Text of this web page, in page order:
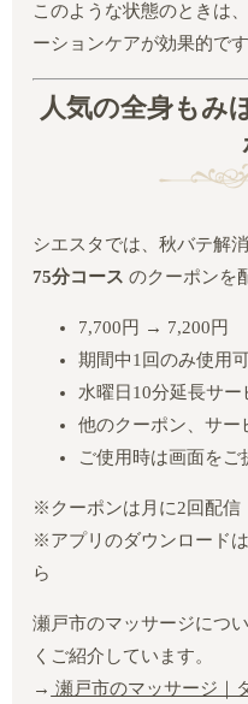
このような状態のときは
ーションケアが効果的です
人気の全身もみ
シエスタでは、秋バテ解
75分コース のクーポンを
7,700円 → 7,200円
期間中1回のみ使用
水曜日10分延長サ
他のクーポン、サー
ご使用時は画面をご
※クーポンは月に2回配信
※アプリのダウンロード
ら
瀬戸市のマッサージにつ
くご紹介しています。
→ 瀬戸市のマッサージ｜